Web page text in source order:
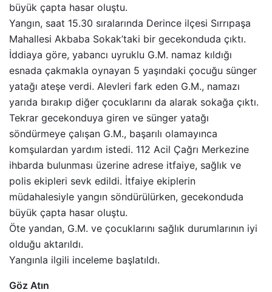
büyük çapta hasar oluştu.
Yangın, saat 15.30 sıralarında Derince ilçesi Sırrıpaşa
Mahallesi Akbaba Sokak’taki bir gecekonduda çıktı.
İddiaya göre, yabancı uyruklu G.M. namaz kıldığı
esnada çakmakla oynayan 5 yaşındaki çocuğu sünger
yatağı ateşe verdi. Alevleri fark eden G.M., namazı
yarıda bırakıp diğer çocuklarını da alarak sokağa çıktı.
Tekrar gecekonduya giren ve sünger yatağı
söndürmeye çalışan G.M., başarılı olamayınca
komşulardan yardım istedi. 112 Acil Çağrı Merkezine
ihbarda bulunması üzerine adrese itfaiye, sağlık ve
polis ekipleri sevk edildi. İtfaiye ekiplerin
müdahalesiyle yangın söndürülürken, gecekonduda
büyük çapta hasar oluştu.
Öte yandan, G.M. ve çocuklarını sağlık durumlarının iyi
olduğu aktarıldı.
Yangınla ilgili inceleme başlatıldı.
Göz Atın